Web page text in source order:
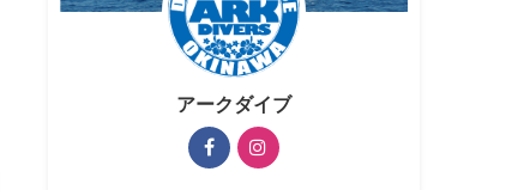
アークダイブ